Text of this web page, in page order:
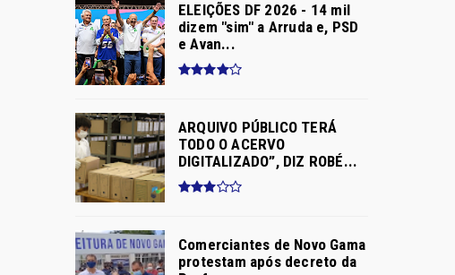
ELEIÇÕES DF 2026 - 14 mil
dizem "sim" a Arruda e, PSD
e Avan...
ARQUIVO PÚBLICO TERÁ
TODO O ACERVO
DIGITALIZADO”, DIZ ROBÉ...
Comerciantes de Novo Gama
protestam após decreto da